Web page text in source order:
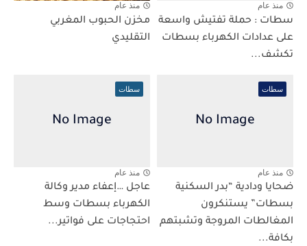
منذ عام
سطات : حملة تفتيش واسعة
على عدادات الكهرباء بسطات
تكشف...
منذ عام
مخزن الحبوب المغربي
التقليدي
سطات
منذ عام
ضحايا ودادية “بدر السكنية
بسطات” يستنكرون
المغالطات المروجة وتشبتهم
بكافة...
سطات
منذ عام
عاجل …إعفاء مدير وكالة
الكهرباء بسطات وسط
احتجاجات على فواتير...